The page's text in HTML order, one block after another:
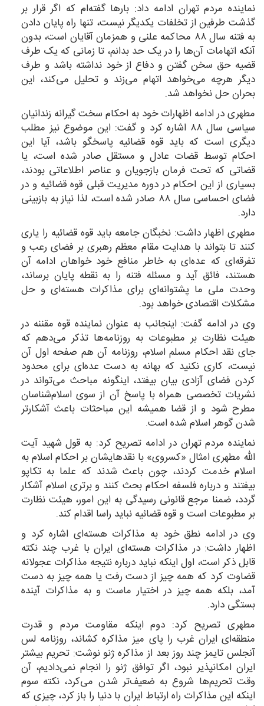
نماینده مردم تهران ادامه داد: بار‌ها گفته‌ام که اگر قرار بر
گذشت طرفین از تخلفات یکدیگر نیست، تنها راه پایان دادن
به فتنه سال ۸۸ محاکمه علنی و همزمان آقایان است، بدون
آنکه اتهامات آن‌ها را در یک حد بدانم، تا زمانی که یک طرف
قضیه حق سخن گفتن و دفاع از خود نداشته باشد و طرف
دیگر هرچه می‌خواهد اتهام می‌زند و تحلیل می‌کند، این
بحران حل نخواهد شد.
مطهری در ادامه اظهارات خود به احکام سخت گیرانه زندانیان
سیاسی سال ۸۸ اشاره کرد و گفت: این موضوع نیز مطلب
دیگری است که باید قوه قضائیه پاسخگو باشد، آیا این
احکام توسط قضات عادل و مستقل صادر شده است، یا
قضاتی که تحت فرمان بازجویان و عناصر اطلاعاتی بودند،
بسیاری از این احکام در دوره مدیریت قبلی قوه قضائیه و در
فضای احساسی سال ۸۸ صادر شده است، لذا نیاز به بازبینی
دارد.
مطهری اظهار داشت: نخبگان جامعه باید قوه قضائیه را یاری
کنند تا بتواند با هدایت مقام معظم رهبری بر فضای رعب و
تفرقه‌ای که عده‌ای به خاطر منافع خود خواهان ادامه آن
هستند، فائق آید و مسئله فتنه را به نقطه پایان برساند،
وحدت ملی ما پشتوانه‌ای برای مذاکرات هسته‌ای و حل
مشکلات اقتصادی خواهد بود.
وی در ادامه گفت: اینجانب به عنوان نماینده قوه مقننه در
هیئت نظارت بر مطبوعات به روزنامه‌ها تذکر می‌دهم که
جای نقد احکام مسلم اسلام، روزنامه آن هم صفحه اول آن
نیست، کاری نکنید که بهانه به دست عده‌ای برای محدود
کردن فضای آزادی بیان بیفتد، اینگونه مباحث می‌تواند در
نشریات تخصصی همراه با پاسخ آن از سوی اسلام‌شناسان
مطرح شود و از قضا همیشه این مباحثات باعث آشکار‌تر
شدن گوهر اسلام شده است.
نماینده مردم تهران در ادامه تصریح کرد: به قول شهید آیت
الله مطهری امثال «کسروی» با نقد‌هایشان بر احکام اسلام به
اسلام خدمت کردند، چون باعث شدند که علما به تکاپو
بیفتند و درباره فلسفه احکام بحث کنند و برتری اسلام آشکار
گردد، ضمنا مرجع قانونی رسیدگی به این امور، هیئت نظارت
بر مطبوعات است و قوه قضائیه نباید راسا اقدام کند.
وی در ادامه نطق خود به مذاکرات هسته‌ای اشاره کرد و
اظهار داشت: در مذاکرات هسته‌ای ایران با غرب چند نکته
قابل ذکر است، اول اینکه نباید درباره نتیجه مذاکرات عجولانه
قضاوت کرد که همه چیز از دست رفت یا همه چیز به دست
آمد، بلکه همه چیز در اختیار ماست و به مذاکرات آینده
بستگی دارد.
مطهری تصریح کرد: دوم اینکه مقاومت مردم و قدرت
منطقه‌ای ایران غرب را پای میز مذاکره کشاند، روزنامه لس
آنجلس تایمز چند روز بعد از مذاکره ژنو نوشت: تحریم بیشتر
ایران امکانپذیر نبود، اگر توافق ژنو را انجام نمی‌دادیم، آن
وقت تحریم‌ها شروع به ضعیف‌تر شدن می‌کرد، نکته سوم
اینکه این مذاکرات راه ارتباط ایران با دنیا را باز کرد، چیزی که